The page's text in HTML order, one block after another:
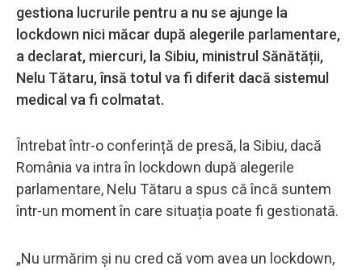
gestiona lucrurile pentru a nu se ajunge la
lockdown nici măcar după alegerile parlamentare,
a declarat, miercuri, la Sibiu, ministrul Sănătății,
Nelu Tătaru, însă totul va fi diferit dacă sistemul
medical va fi colmatat.
Întrebat într-o conferință de presă, la Sibiu, dacă
România va intra în lockdown după alegerile
parlamentare, Nelu Tătaru a spus că încă suntem
într-un moment în care situația poate fi gestionată.
„Nu urmărim şi nu cred că vom avea un lockdown,